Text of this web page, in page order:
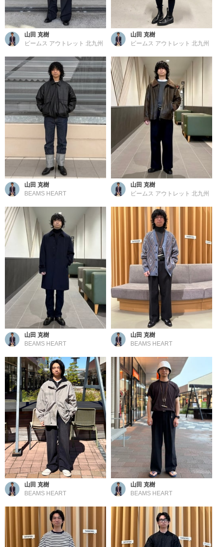
山田 克樹
ビームス アウトレット 北九州
山田 克樹
ビームス アウトレット 北九州
山田 克樹
BEAMS HEART
山田 克樹
ビームス アウトレット 北九州
山田 克樹
BEAMS HEART
山田 克樹
BEAMS HEART
山田 克樹
BEAMS HEART
山田 克樹
BEAMS HEART